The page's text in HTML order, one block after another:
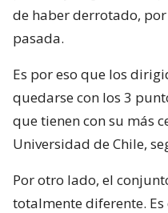
de haber derrotado,
pasada.
Es por eso que los
quedarse con los 3
que tienen con su más
Universidad de Chile,
Por otro lado, el
totalmente diferente.